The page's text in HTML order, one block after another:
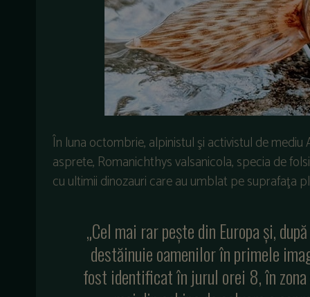
În luna octombrie, alpinistul şi activistul de
asprete, Romanichthys valsanicola, specia de
cu ultimii dinozauri care au umblat pe suprafaţa
„Cel mai rar peşte din Europa şi,
destăinuie oamenilor în primele
fost identificat în jurul orei 8, în